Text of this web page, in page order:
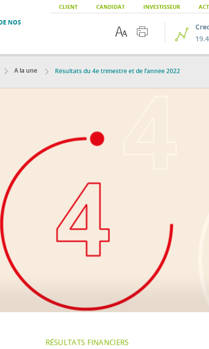
CLIENT CANDIDAT INVESTISSEUR
NOS
A la une Résultats du 4e trimestre et de l’année 2022
RÉSULTATS FINANCIERS